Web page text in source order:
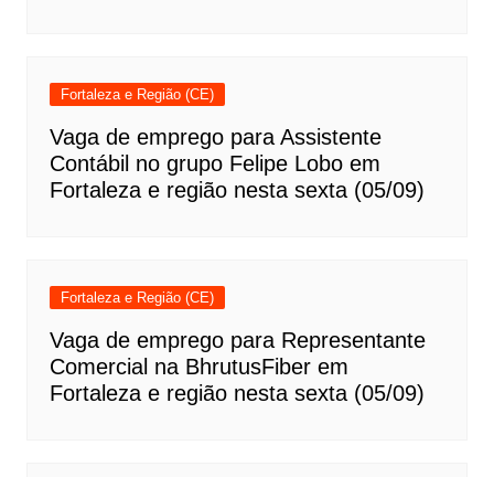
Fortaleza e Região (CE)
Vaga de emprego para Assistente
Contábil no grupo Felipe Lobo em
Fortaleza e região nesta sexta (05/09)
Fortaleza e Região (CE)
Vaga de emprego para Representante
Comercial na BhrutusFiber em
Fortaleza e região nesta sexta (05/09)